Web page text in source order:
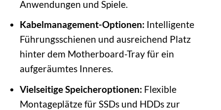
Anwendungen und Spiele.
Kabelmanagement-Optionen: Intelligente
Führungsschienen und ausreichend Platz
hinter dem Motherboard-Tray für ein
aufgeräumtes Inneres.
Vielseitige Speicheroptionen: Flexible
Montageplätze für SSDs und HDDs zur